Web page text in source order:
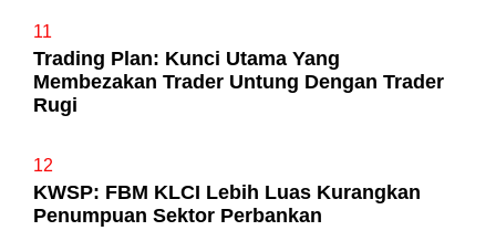
11
Trading Plan: Kunci Utama Yang
Membezakan Trader Untung Dengan Trader
Rugi
12
KWSP: FBM KLCI Lebih Luas Kurangkan
Penumpuan Sektor Perbankan